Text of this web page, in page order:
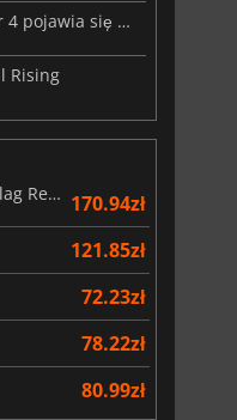
66.54
W Warhammer 40,000: Dawn of War 4 pojawia się frakcja Nekronów
Rising
Assassin's Creed Black Flag Resynced 170.94zł
121.85zł
72.23zł
78.22zł
80.99zł